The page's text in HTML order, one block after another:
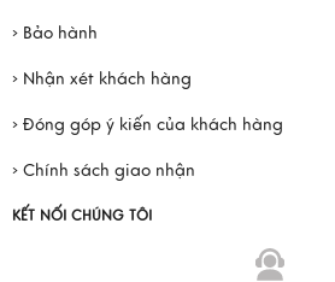
› Bảo hành
› Nhận xét khách hàng
› Đóng góp ý kiến của khách hàng
› Chính sách giao nhận
KẾT NỐI CHÚNG TÔI